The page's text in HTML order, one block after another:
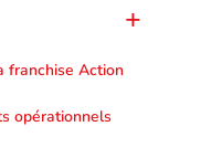
franchise Action
opérationnels